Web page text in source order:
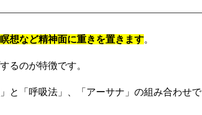
想など精神面に重きを置きます。
るのが特徴です。
と「呼吸法」、「アーサナ」の組み合わせで